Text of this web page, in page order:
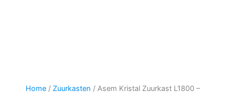
Home/ Zuurkasten / Asem Kristal Zuurkast L1800 –